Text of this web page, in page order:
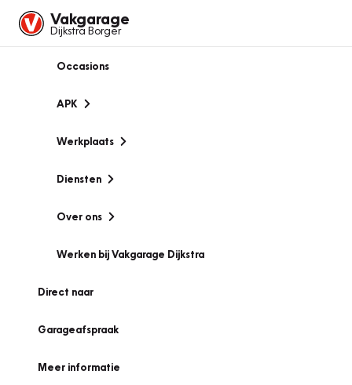
Vakgarage
Dijkstra Borger
Occasions
APK
Werkplaats
Diensten
Over ons
Werken bij Vakgarage Dijkstra
Direct naar
Garageafspraak
Meer informatie